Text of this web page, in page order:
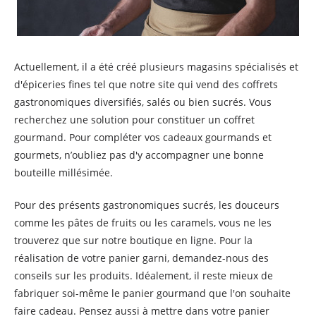
Actuellement, il a été créé plusieurs magasins spécialisés et
d'épiceries fines tel que notre site qui vend des coffrets
gastronomiques diversifiés, salés ou bien sucrés. Vous
recherchez une solution pour constituer un coffret
gourmand. Pour compléter vos cadeaux gourmands et
gourmets, n’oubliez pas d'y accompagner une bonne
bouteille millésimée.
Pour des présents gastronomiques sucrés, les douceurs
comme les pâtes de fruits ou les caramels, vous ne les
trouverez que sur notre boutique en ligne. Pour la
réalisation de votre panier garni, demandez-nous des
conseils sur les produits. Idéalement, il reste mieux de
fabriquer soi-même le panier gourmand que l'on souhaite
faire cadeau. Pensez aussi à mettre dans votre panier